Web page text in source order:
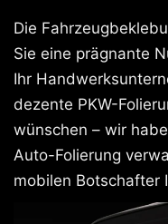
Die
Sie eine prägnante
Ihr
dezente PKW-
wünschen – wir
Auto-Folierung
mobilen Botschafter